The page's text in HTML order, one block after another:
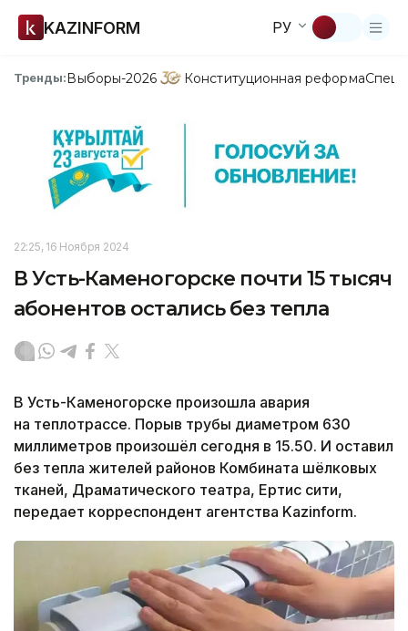
KAZINFORM РУ
Тренды:Выборы-2026 Конституционная реформа
22:25, 16 Ноября 2024
В Усть-Каменогорске почти 15 тысяч
абонентов остались без тепла
В Усть-Каменогорске произошла авария
на теплотрассе. Порыв трубы диаметром 630
миллиметров произошёл сегодня в 15.50. И оставил
без тепла жителей районов Комбината шёлковых
тканей, Драматического театра, Ертис сити,
передает корреспондент агентства Kazinform.